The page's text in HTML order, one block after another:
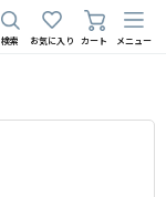
検索 お気に入り カート メニュー